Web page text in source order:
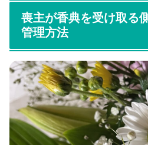
喪主が香典を受け取る
管理方法